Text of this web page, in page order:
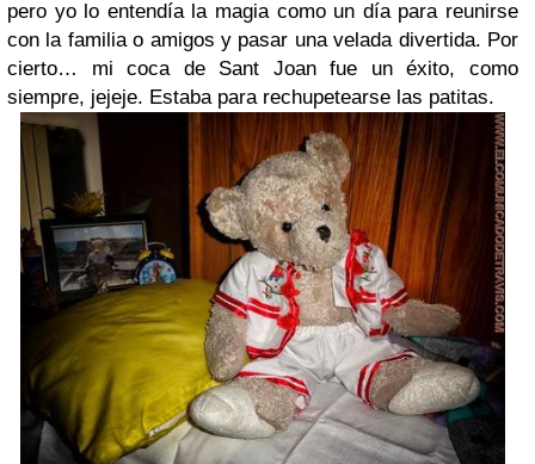
pero yo lo entendía la magia como un día para reunirse
con la familia o amigos y pasar una velada divertida. Por
cierto… mi coca de Sant Joan fue un éxito, como
siempre, jejeje. Estaba para rechupetearse las patitas.